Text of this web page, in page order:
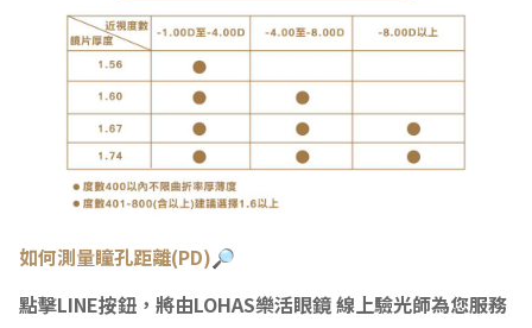
如何測量瞳孔距離(PD)🔎
點擊LINE按鈕，將由LOHAS樂活眼鏡 線上驗光師為您服務